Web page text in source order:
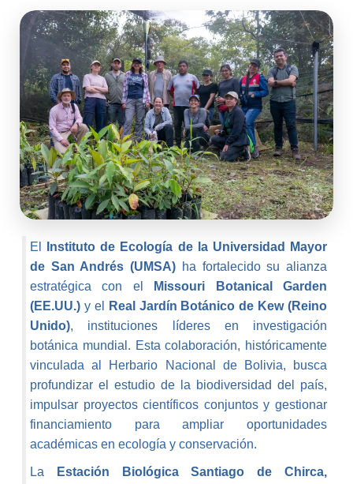
El
Instituto de Ecología de la Universidad Mayor
de San Andrés (UMSA) ha fortalecido su alianza
estratégica con el
Missouri Botanical Garden
(EE.UU.) y el
Real Jardín Botánico de Kew (Reino
Unido), instituciones líderes en investigación
botánica mundial. Esta colaboración, históricamente
vinculada al Herbario Nacional de Bolivia, busca
profundizar el estudio de la biodiversidad del país,
impulsar proyectos científicos conjuntos y gestionar
financiamiento para ampliar oportunidades
académicas en ecología y conservación.
La Estación Biológica Santiago de Chirca,